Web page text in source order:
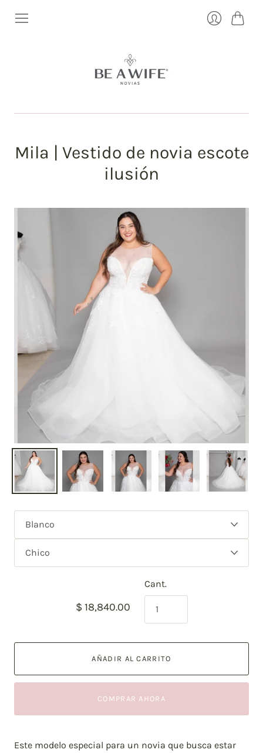
Mila | Vestido de novia escote
ilusión
$ 18,840.00
Cant.
AÑADIR AL CARRITO
COMPRAR AHORA
Este modelo especial para un novia que busca estar